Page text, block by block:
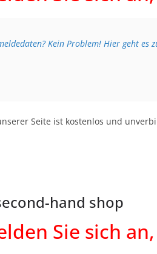
Kein Problem! Hier geht es
Seite ist kostenlos und
hand shop
Sie sich